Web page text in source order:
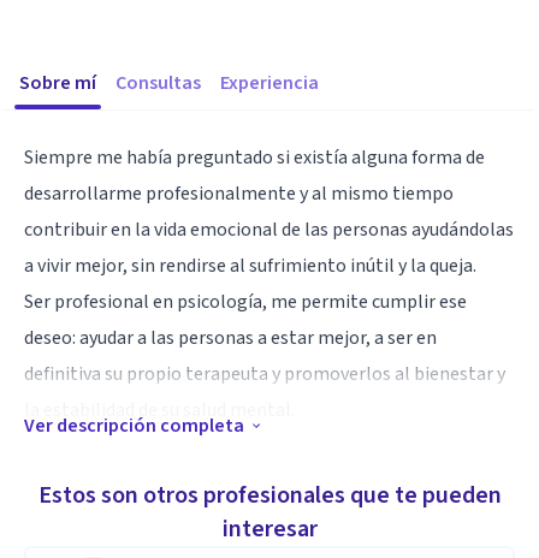
Sobre mí Consultas Experiencia
Siempre me había preguntado si existía alguna forma de
desarrollarme profesionalmente y al mismo tiempo
contribuir en la vida emocional de las personas ayudándolas
a vivir mejor, sin rendirse al sufrimiento inútil y la queja.
Ser profesional en psicología, me permite cumplir ese
deseo: ayudar a las personas a estar mejor, a ser en
definitiva su propio terapeuta y promoverlos al bienestar y
atrevidos, solo para trabajadores apasionados, para quienes
desean ir contracorriente y aprender a hacerse cargo de su
Ver descripción completa
Estos son otros profesionales que te pueden
interesar